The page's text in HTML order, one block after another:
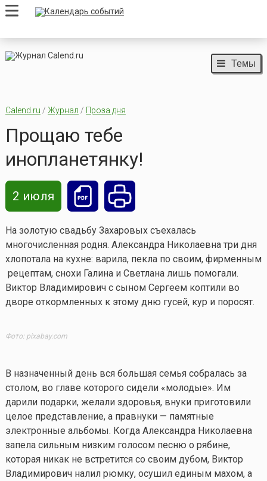
Темы
Calend.ru / Журнал / Проза дня
Прощаю тебе
инопланетянку!
2 июля
На золотую свадьбу Захаровых съехалась
многочисленная родня. Александра Николаевна три дня
хлопотала на кухне: варила, пекла по своим, фирменным
рецептам, снохи Галина и Светлана лишь помогали.
Виктор Владимирович с сыном Сергеем коптили во
дворе откормленных к этому дню гусей, кур и поросят.
Фото: pixabay.com
В назначенный день вся большая семья собралась за
столом, во главе которого сидели «молодые». Им
дарили подарки, желали здоровья, внуки приготовили
целое представление, а правнуки — памятные
электронные альбомы. Когда Александра Николаевна
запела сильным низким голосом песню о рябине,
которая никак не встретится со своим дубом, Виктор
Владимирович налил рюмку, осушил единым махом, а